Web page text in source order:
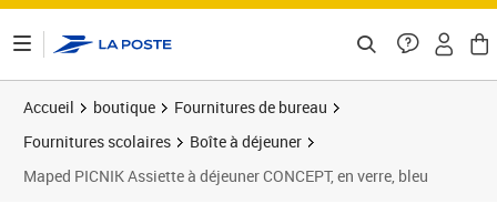
Accueil boutique
Fournitures de bureau
Fournitures scolaires
Boîte à déjeuner
Maped PICNIK Assiette à déjeuner CONCEPT, en verre, bleu